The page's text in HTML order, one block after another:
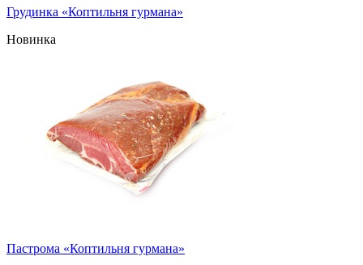
Грудинка «Коптильня гурмана»
Новинка
Пастрома «Коптильня гурмана»